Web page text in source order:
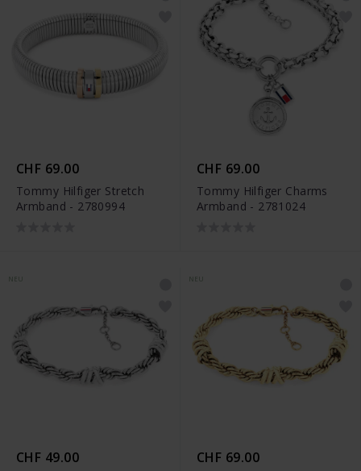
CHF 69.00
Tommy Hilfiger Stretch
Armband - 2780994
CHF 69.00
Tommy Hilfiger Charms
Armband - 2781024
CHF 49.00 CHF 69.00